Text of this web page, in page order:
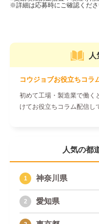
コウジョブお役立ちコラ
初めて工場・製造業で働く
けてお役立ちコラム配信し
人気の都
神奈川県
愛知県